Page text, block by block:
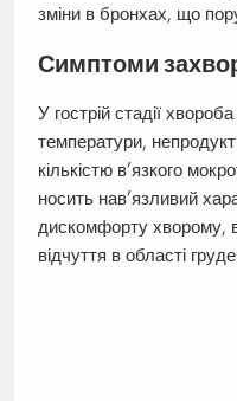
зміни в бронхах, що
Симптоми
У гострій стадії
температури,
кількістю в’язкого
носить нав’язливий
дискомфорту хворому,
відчуття в області